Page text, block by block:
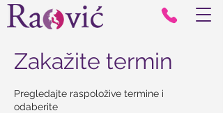
Zakažite termin
Pregledajte raspoložive termine i
odaberite